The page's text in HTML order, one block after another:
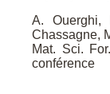
A. Ouerghi,
Chassagne,
Mat. Sci.
conférence